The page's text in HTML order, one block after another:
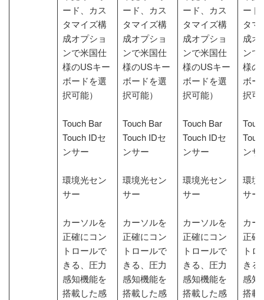
ード、カス
タマイズ構
成オプショ
ンで米国仕
様のUSキー
ボードを選
択可能）
Touch Bar
Touch IDセ
ンサー
環境光セン
サー
カーソルを
正確にコン
トロールで
きる、圧力
感知機能を
搭載した感
ード、カス
タマイズ構
成オプショ
ンで米国仕
様のUSキー
ボードを選
択可能）
Touch Bar
Touch IDセ
ンサー
環境光セン
サー
カーソルを
正確にコン
トロールで
きる、圧力
感知機能を
搭載した感
ード、カス
タマイズ構
成オプショ
ンで米国仕
様のUSキー
ボードを選
択可能）
Touch Bar
Touch IDセ
ンサー
環境光セン
サー
カーソルを
正確にコン
トロールで
きる、圧力
感知機能を
搭載した感
ード
タマ
成オ
ンで
様の
ボー
択可
ンサ
環境
サー
カー
正確
ト
きる
感知
搭載